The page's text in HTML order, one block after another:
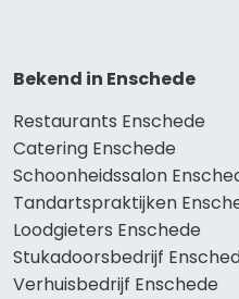
Bekend in Enschede
Restaurants Enschede
Catering Enschede
Schoonheidssalon
Tandartspraktijken
Loodgieters Enschede
Stukadoorsbedrijf
Verhuisbedrijf Enschede